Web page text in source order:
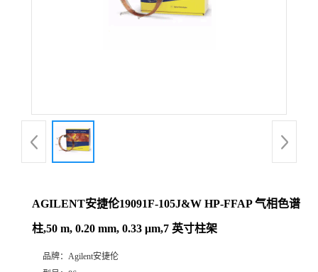
AGILENT安捷伦19091F-105J&W HP-FFAP 气相色谱
柱,50 m, 0.20 mm, 0.33 μm,7 英寸柱架
品牌： Agilent安捷伦